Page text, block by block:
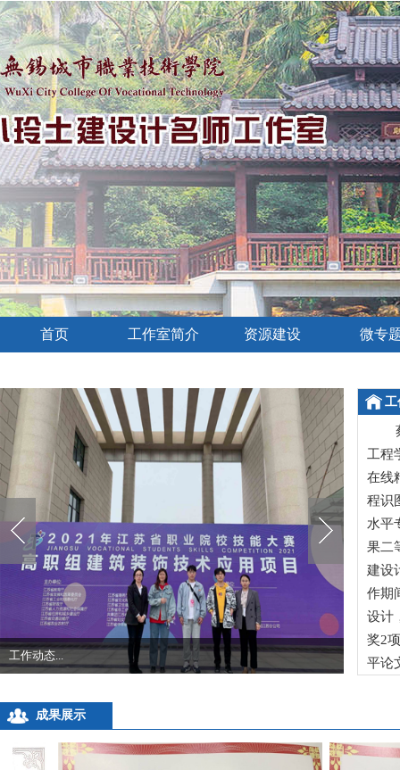
首页 工作室简介 资源建设 微专
工作动态...
工
蔡
工程
在线
程识
水平
果二
建设
作期
设计
奖2
平论
成果展示